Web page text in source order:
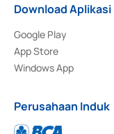
Download Aplikasi
Google Play
App Store
Windows App
Perusahaan Induk